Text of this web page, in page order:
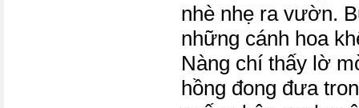
nhè nhẹ ra vườn.
những cánh hoa
Nàng chí thấy lờ
hồng đong đưa